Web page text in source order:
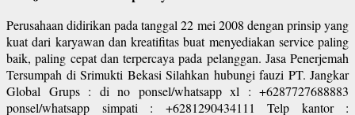
Perusahaan didirikan pada tanggal 22 mei 2008 dengan prinsip yang
kuat dari karyawan dan kreatifitas buat menyediakan service paling
baik, paling cepat dan terpercaya pada pelanggan. Jasa Penerjemah
Tersumpah di Srimukti Bekasi Silahkan hubungi fauzi PT. Jangkar
Global Grups : di no ponsel/whatsapp xl : +6287727688883
ponsel/whatsapp simpati : +6281290434111 Telp kantor :